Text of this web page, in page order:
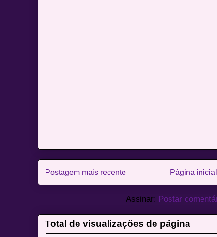
Postagem mais recente Página inicial
Assinar: Postar
Total de visualizações de página